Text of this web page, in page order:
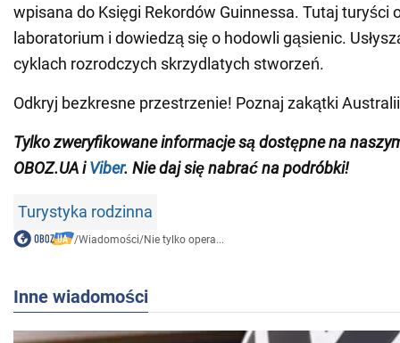
wpisana do Księgi Rekordów Guinnessa. Tutaj turyści
laboratorium i dowiedzą się o hodowli gąsienic.
cyklach rozrodczych skrzydlatych stworzeń.
Odkryj bezkresne przestrzenie! Poznaj zakątki
Tylko zweryfikowane informacje są dostępne na
OBOZ.UA iViber. Nie daj się nabrać na podróbki!
Turystyka rodzinna
/Wiadomości/Nie tylko opera...
Inne wiadomości